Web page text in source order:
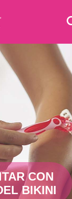
CON
BIKINI